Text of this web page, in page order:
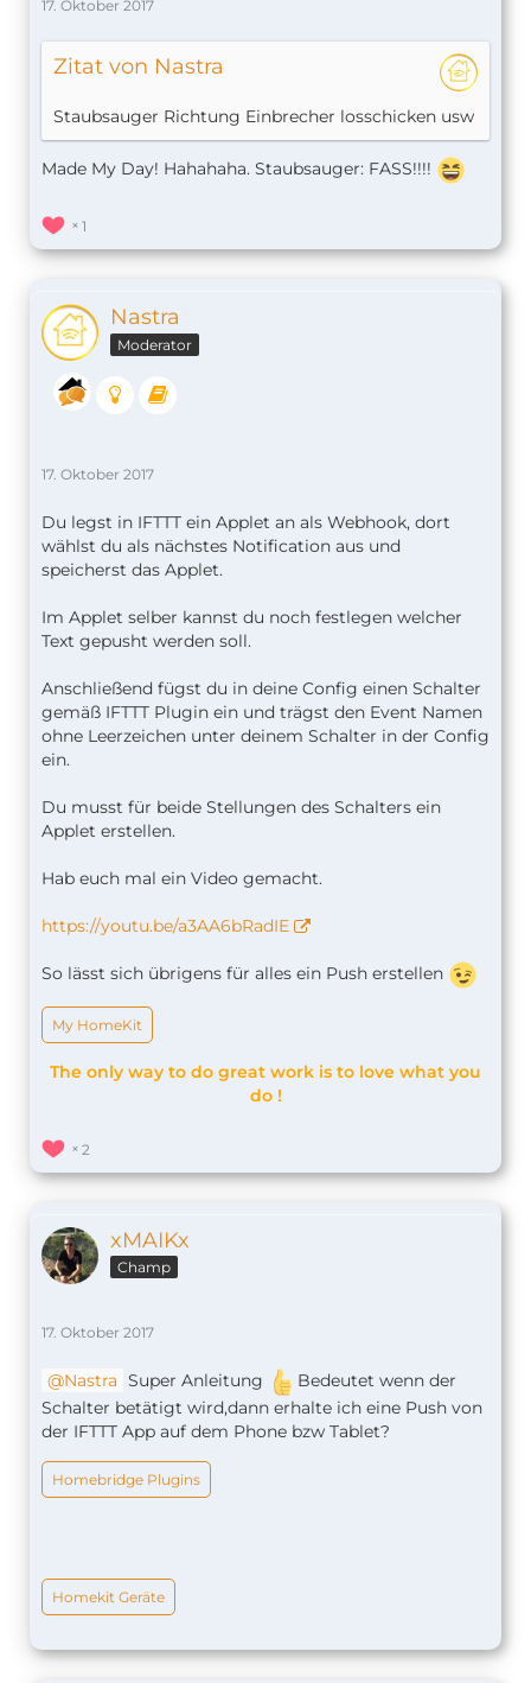
17. Oktober 2017
Zitat von Nastra
Staubsauger Richtung Einbrecher losschicken usw
Made My Day! Hahahaha. Staubsauger: FASS!!!!
1
Nastra
Moderator
17. Oktober 2017
Du legst in IFTTT ein Applet an als Webhook, dort
wählst du als nächstes Notification aus und
speicherst das Applet.
Im Applet selber kannst du noch festlegen welcher
Text gepusht werden soll.
Anschließend fügst du in deine Config einen Schalter
gemäß IFTTT Plugin ein und trägst den Event Namen
ohne Leerzeichen unter deinem Schalter in der Config
ein.
Du musst für beide Stellungen des Schalters ein
Applet erstellen.
Hab euch mal ein Video gemacht.
https://youtu.be/a3AA6bRadIE
So lässt sich übrigens für alles ein Push erstellen
My HomeKit
The only way to do great work is to love what you
do !
2
xMAIKx
Champ
17. Oktober 2017
Nastra Super Anleitung
Bedeutet wenn der
Schalter betätigt wird,dann erhalte ich eine Push von
der IFTTT App auf dem Phone bzw Tablet?
Homebridge Plugins
Homekit Geräte